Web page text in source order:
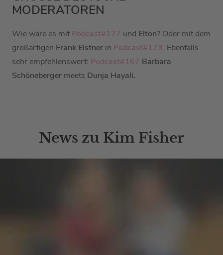
ODERATOREN
Wie wäre es mit Podcast#177 und Elton? Oder mit dem
großartigen Frank Elstner in Podcast#173. Ebenfalls
sehr empfehlenswert: Podcast#167 Barbara
Schöneberger meets Dunja Hayali.
News zu Kim Fisher